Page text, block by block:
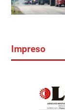
Impreso